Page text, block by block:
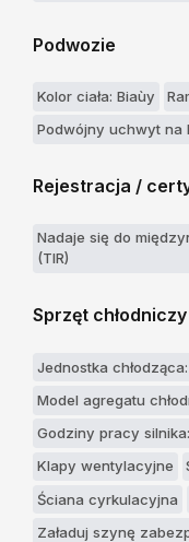
Podwozie
Kolor ciała: Biaùy
Podwójny uchwyt na
Rejestracja /
Nadaje się do
(TIR)
Sprzęt chłodniczy
Jednostka
Model agregatu
Godziny pracy
Klapy wentylacyjne
Ściana cyrkulacyjna
Załaduj szynę